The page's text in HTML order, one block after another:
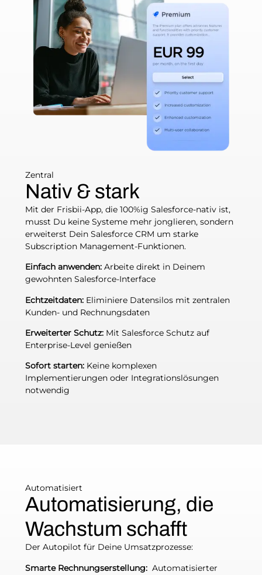
Zentral
Nativ & stark
Mit der Frisbii-App, die 100%ig Salesforce-nativ ist,
musst Du keine Systeme mehr jonglieren, sondern
erweiterst Dein Salesforce CRM um starke
Subscription Management-Funktionen.
Einfach anwenden:Arbeite direkt in Deinem
gewohnten Salesforce-Interface
Echtzeitdaten:Eliminiere Datensilos mit zentralen
Kunden- und Rechnungsdaten
Erweiterter Schutz: Mit Salesforce Schutz auf
Enterprise-Level genießen
Sofort starten:Keine komplexen
Implementierungen oder Integrationslösungen
notwendig
Automatisiert
Automatisierung, die
Wachstum schafft
Der Autopilot für Deine Umsatzprozesse:
Smarte Rechnungserstellung:Automatisierter